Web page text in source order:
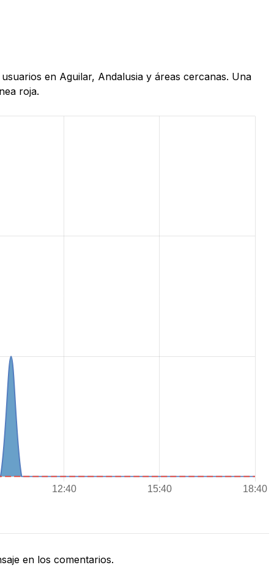
en Aguilar, Andalusia y áreas cercanas. Una
roja.
en los comentarios.